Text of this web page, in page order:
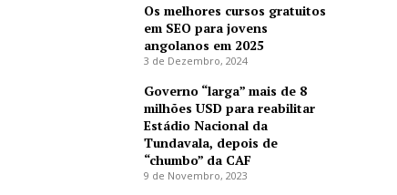
Os melhores cursos gratuitos
em SEO para jovens
angolanos em 2025
3 de Dezembro, 2024
Governo “larga” mais de 8
milhões USD para reabilitar
Estádio Nacional da
Tundavala, depois de
“chumbo” da CAF
9 de Novembro, 2023